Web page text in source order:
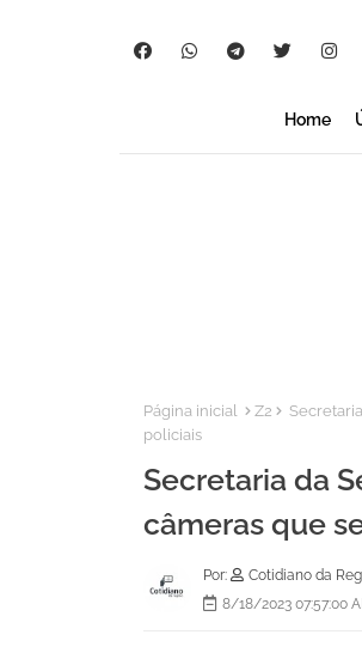
Home
Página inicial Z2
policiais
Secretaria da
câmeras que
Por:
Cotidiano da
8/18/2023 07:57:00